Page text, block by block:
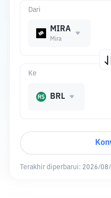
Dari
MIRA
Mira
Ke
BRL
Terakhir diperbarui: 2026/